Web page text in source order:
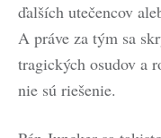
ďalších utečencov
A práve za tým sa
tragických osudov a
nie sú riešenie.